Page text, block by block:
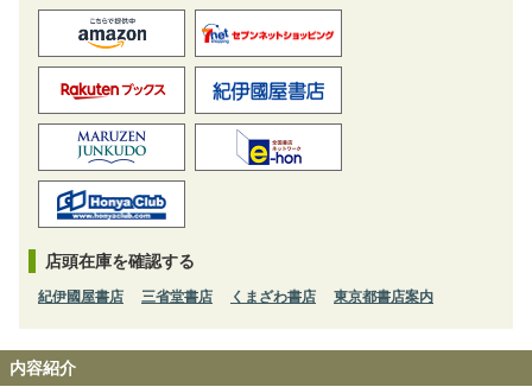
店頭在庫を確認する
紀伊國屋書店 三省堂書店 くまざわ書店 東京都書店案内
内容紹介